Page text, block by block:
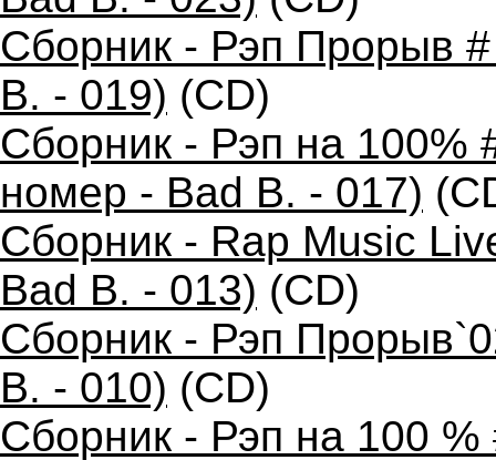
Сборник - Рэп Прорыв
B. - 019) (CD)
Сборник - Рэп на 100%
номер - Bad B. - 017)
Сборник - Rap Music
Bad B. - 013) (CD)
Сборник - Рэп
B. - 010) (CD)
Сборник - Рэп на 100